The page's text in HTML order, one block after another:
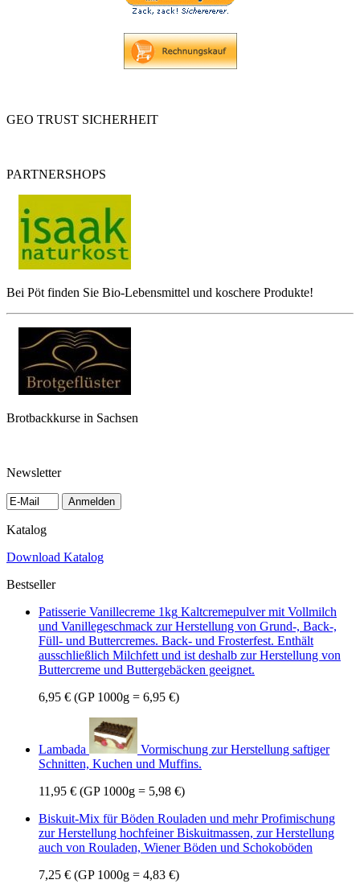
GEO TRUST SICHERHEIT
PARTNERSHOPS
Bei Pöt finden Sie Bio-Lebensmittel und koschere Produkte!
Brotbackkurse in Sachsen
Newsletter
Anmelden
Katalog
Download Katalog
Bestseller
Patisserie Vanillecreme 1kg Kaltcremepulver mit Vollmilch
und Vanillegeschmack zur Herstellung von Grund-, Back-,
Füll- und Buttercremes. Back- und Frosterfest. Enthält
ausschließlich Milchfett und ist deshalb zur Herstellung von
Buttercreme und Buttergebäcken geeignet.
6,95 € (GP 1000g = 6,95 €)
Lambada
Vormischung zur Herstellung saftiger
Schnitten, Kuchen und Muffins.
11,95 € (GP 1000g = 5,98 €)
Biskuit-Mix für Böden Rouladen und mehr Profimischung
zur Herstellung hochfeiner Biskuitmassen, zur Herstellung
auch von Rouladen, Wiener Böden und Schokoböden
7,25 € (GP 1000g = 4,83 €)